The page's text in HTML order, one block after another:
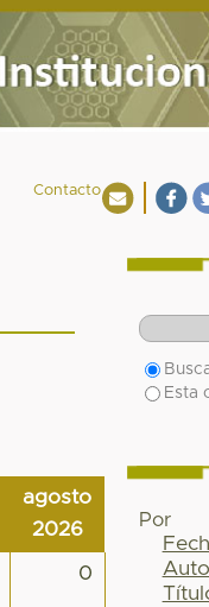
Contacto
agosto
2026
0
Esta
Por